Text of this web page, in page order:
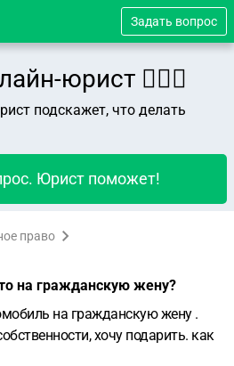
Задать вопрос
юрист 👨🏻‍⚖️
подскажет, что делать
Юрист поможет!
право
на гражданскую жену?
на гражданскую жену .
хочу подарить. как